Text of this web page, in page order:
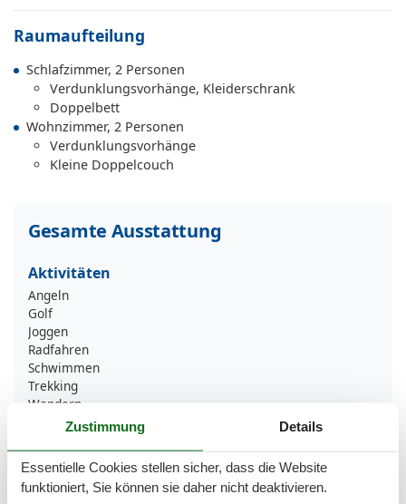
Raumaufteilung
Schlafzimmer, 2 Personen
Verdunklungsvorhänge, Kleiderschrank
Doppelbett
Wohnzimmer, 2 Personen
Verdunklungsvorhänge
Kleine Doppelcouch
Gesamte Ausstattung
Aktivitäten
Angeln
Golf
Joggen
Radfahren
Schwimmen
Trekking
Wandern
Anzahl der Duschen
Badezimmerfenster
Zustimmung Details
Essentielle Cookies stellen sicher, dass die Website
funktioniert, Sie können sie daher nicht deaktivieren.